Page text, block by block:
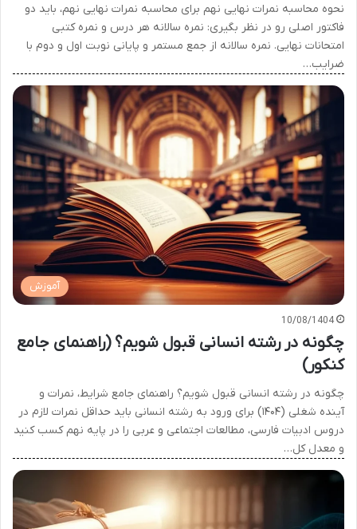
نحوه محاسبه نمرات نهایی نهم برای محاسبه نمرات نهایی نهم، باید دو
فاکتور اصلی رو در نظر بگیری: نمره سالانه هر درس و نمره کتبی
امتحانات نهایی. نمره سالانه از جمع مستمر و پایانی نوبت اول و دوم با
ضرایب…
آموزش
10/08/1404
چگونه در رشته انسانی قبول شویم؟ (راهنمای جامع
کنکور)
چگونه در رشته انسانی قبول شویم؟ راهنمای جامع شرایط، نمرات و
آینده شغلی (۱۴۰۴) برای ورود به رشته انسانی باید حداقل نمرات لازم در
دروس ادبیات فارسی، مطالعات اجتماعی و عربی را در پایه نهم کسب کنید
و معدل کل…